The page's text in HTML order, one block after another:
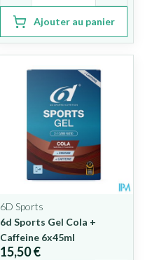
Ajouter au panier
6D Sports
6d Sports Gel Cola +
Caffeine 6x45ml
15,50 €